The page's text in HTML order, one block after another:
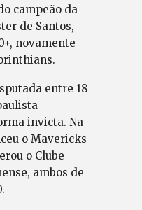
campeão da
de Santos,
novamente
entre 18
invicta. Na
o Mavericks
o Clube
ambos de